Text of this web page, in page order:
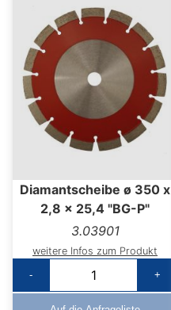
Diamantscheibe ø 350 x
2,8 x 25,4 "BG-P"
3.03901
weitere Infos zum Produkt
-
+